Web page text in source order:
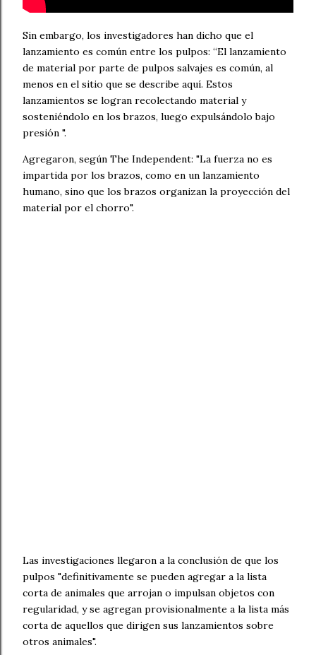
Sin embargo, los investigadores han dicho que el
lanzamiento es común entre los pulpos: “El lanzamiento
de material por parte de pulpos salvajes es común, al
menos en el sitio que se describe aquí. Estos
lanzamientos se logran recolectando material y
sosteniéndolo en los brazos, luego expulsándolo bajo
presión ".
Agregaron, según The Independent: "La fuerza no es
impartida por los brazos, como en un lanzamiento
humano, sino que los brazos organizan la proyección del
material por el chorro".
Las investigaciones llegaron a la conclusión de que los
pulpos "definitivamente se pueden agregar a la lista
corta de animales que arrojan o impulsan objetos con
regularidad, y se agregan provisionalmente a la lista más
corta de aquellos que dirigen sus lanzamientos sobre
otros animales".